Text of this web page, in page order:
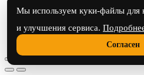
Ответы на часто
Мы используем куки-файлы для
и улучшения сервиса.
Согласен